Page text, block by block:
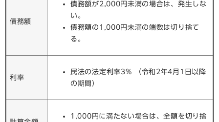
債務額
債務額が2,000円未満の場合は、発生しな
い。
債務額の1,000円未満の端数は切り捨て
る。
利率
民法の法定利率3% （令和2年4月1日以降
の期間）
1,000円に満たない場合は、全額を切り捨